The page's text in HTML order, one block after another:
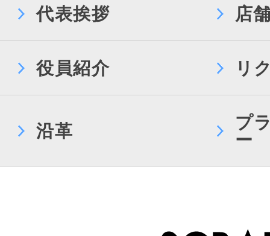
代表挨拶 店
役員紹介 リ
沿革
プ
ー